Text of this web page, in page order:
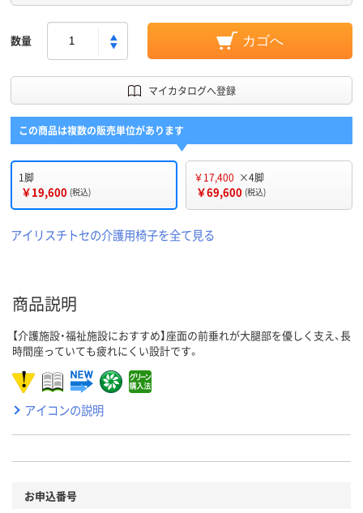
数量 カゴへ
マイカタログへ登録
この商品は複数の販売単位があります
1脚
￥19,600 (税込)
￥17,400 ×4脚
￥69,600 (税込)
アイリスチトセの介護用椅子を全て見る
商品説明
【介護施設・福祉施設におすすめ】座面の前垂れが大腿部を優しく支え、長
時間座っていても疲れにくい設計です。
アイコンの説明
お申込番号